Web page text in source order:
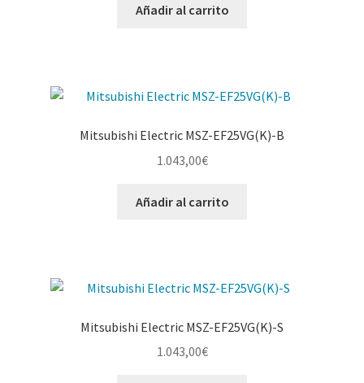
Añadir al carrito
Mitsubishi Electric MSZ-EF25VG(K)-B
1.043,00€
Añadir al carrito
Mitsubishi Electric MSZ-EF25VG(K)-S
1.043,00€